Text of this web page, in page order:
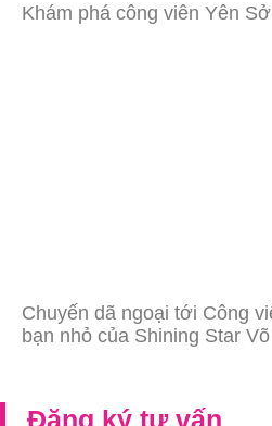
Khám phá công viên Yên
Chuyến dã ngoại tới Công
bạn nhỏ của Shining Star
Đăng ký tư vấn